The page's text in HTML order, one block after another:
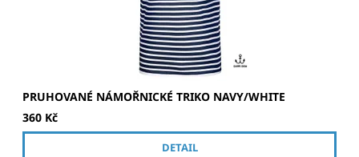
PRUHOVANÉ NÁMOŘNICKÉ TRIKO NAVY/WHITE
360 Kč
DETAIL